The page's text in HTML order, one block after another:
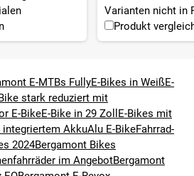
Varianten nicht in
Produkt
E-MTBs FullyE-Bikes in WeißE-
stark reduziert mit
E-BikeE-Bike in 29 Zoll E-Bikes mit
integriertem AkkuAlu E-BikeFahrrad-
2024Bergamont Bikes
im AngebotBergamont